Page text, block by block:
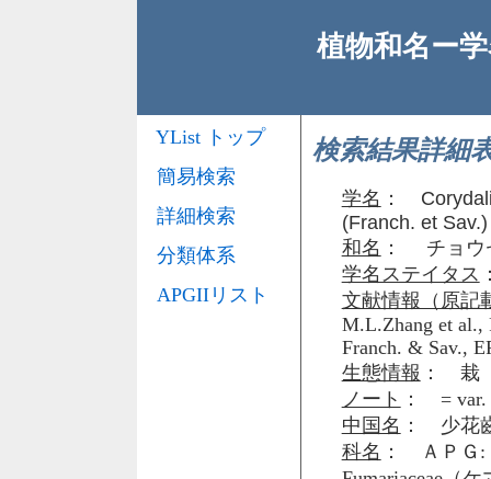
植物和名ー
検索結果詳細
学名 ：
(Franch. et
和名 ： チョウ
学名ステイタス
文献情報（原記
M.L.Zhang et al.,
Franch. & Sav.,
生態情報 ： 栽
ノート ： = var.
中国名 ： 少花
科名 ： ＡＰＧ:
YList トップ
簡易検索
詳細検索
分類体系
APGIIリスト